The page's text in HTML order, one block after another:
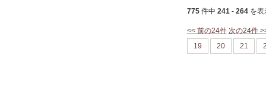
775件中 241- 264を
<< 前の24件 次の24件
19
20 21